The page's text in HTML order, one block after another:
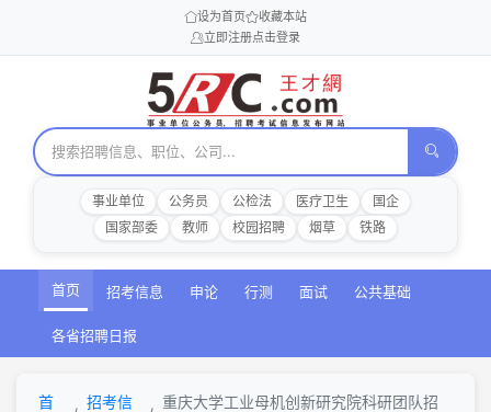
设为首页
收藏本站
立即注册点击登录
事业单位 公务员 公检法 医疗卫生
国企
国家部委
教师 校园招聘 烟草 铁路
首页 招考信息 申论 行测 面试 公共基础
各省招聘日报
首
招考信
重庆大学工业母机创新研究院科研团队招